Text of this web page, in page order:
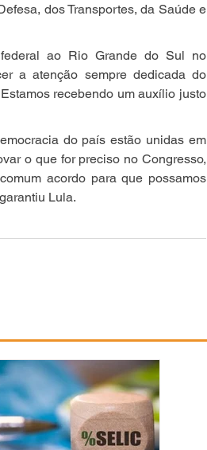
dos Transportes, da Saúde e
ao Rio Grande do Sul no
a atenção sempre dedicada do
recebendo um auxílio justo
do país estão unidas em
o que for preciso no Congresso,
acordo para que possamos
Lula.